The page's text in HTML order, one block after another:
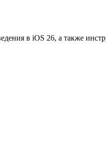
в iOS 26, а также